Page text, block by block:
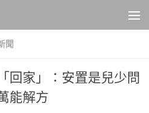
聞
回家」：安置是兒少問
能解方